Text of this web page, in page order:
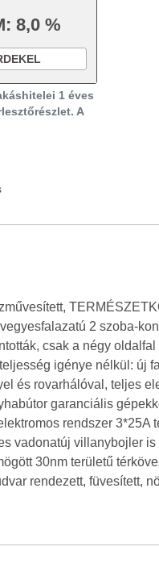
8,0 %
1 éves
A
2 szoba-
csak a négy
igénye nélkül: új
és rovarhálóval, teljes
garanciális
rendszer 3*25A
vadonatúj villanybojler
30nm területű
rendezett, füvesített,